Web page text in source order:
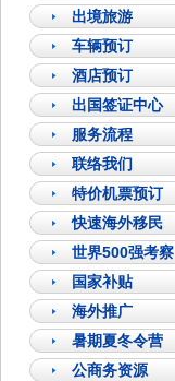
出境旅游
车辆预订
酒店预订
出国签证中心
服务流程
联络我们
特价机票预订
快速海外移民
世界500强考察
国家补贴
海外推广
暑期夏冬令营
公商务资源